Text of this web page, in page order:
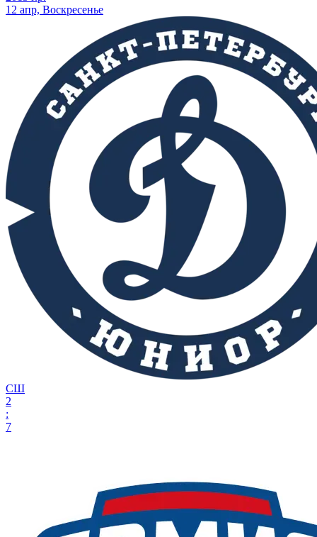
12 апр, Воскресенье
СШ
2
:
7